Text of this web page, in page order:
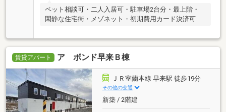
ペット相談可・二人入居可・駐車場2台分・最上階・
閑静な住宅街・メゾネット・初期費用カード決済可
賃貸アパート ア ボンド早来Ｂ棟
ＪＲ室蘭本線 早来駅 徒歩19分
その他の交通
新築 / 2階建